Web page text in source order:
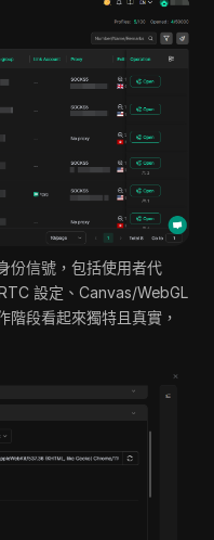
份信號，包括使用者代
設定、Canvas/WebGL
階段看起來獨特且真實，